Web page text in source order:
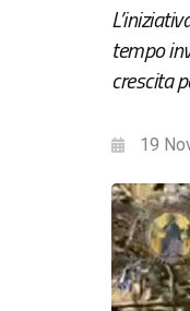
tempo
crescita
19